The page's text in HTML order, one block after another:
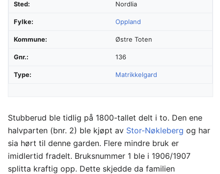
Sted: Nordlia
Fylke: Oppland
Kommune: Østre Toten
Gnr.: 136
Type: Matrikkelgard
Stubberud ble tidlig på 1800-tallet delt i to. Den ene
halvparten (bnr. 2) ble kjøpt av Stor-Nøkleberg og har
sia hørt til denne garden. Flere mindre bruk er
imidlertid fradelt. Bruksnummer 1 ble i 1906/1907
splitta kraftig opp. Dette skjedde da familien